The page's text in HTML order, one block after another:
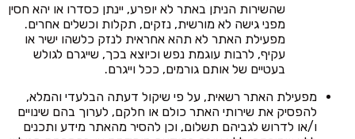
שהשירות הניתן באתר לא יופרע, יינתן כסדרו או יהא חסין
מפני גישה לא מורשית, נזקים, תקלות וכשלים אחרים.
מפעילת האתר לא תהא אחראית לנזק כלשהו ישיר או
עקיף, לרבות עוגמת נפש וכיוצא בכך, שייגרם לגולש
בעטיים של אותם גורמים, ככל וייגרם.
מפעילת האתר רשאית, על פי שיקול דעתה הבלעדי והמלא,
להפסיק את שירותי האתר כולם או חלקם, לערוך בהם שינויים
ו/או לדרוש לגביהם תשלום, וכן להסיר מהאתר מידע ותכנים